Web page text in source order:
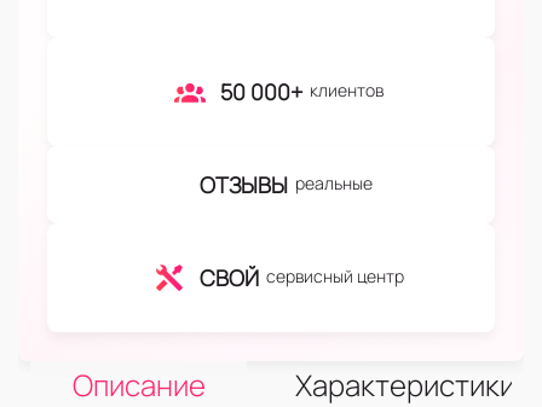
50 000+ клиентов
ОТЗЫВЫ реальные
СВОЙ сервисный центр
Описание Характеристики